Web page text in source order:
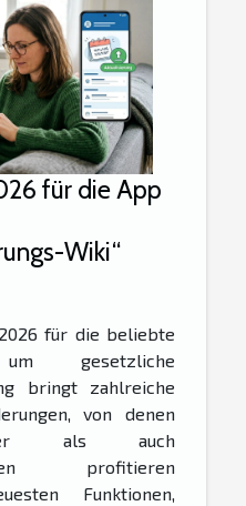
für die App
Wiki“
für die beliebte
gesetzliche
bringt zahlreiche
von denen
als auch
profitieren
Funktionen,